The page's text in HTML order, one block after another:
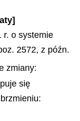
r. o systemie
2572, z późn.
zmiany:
się